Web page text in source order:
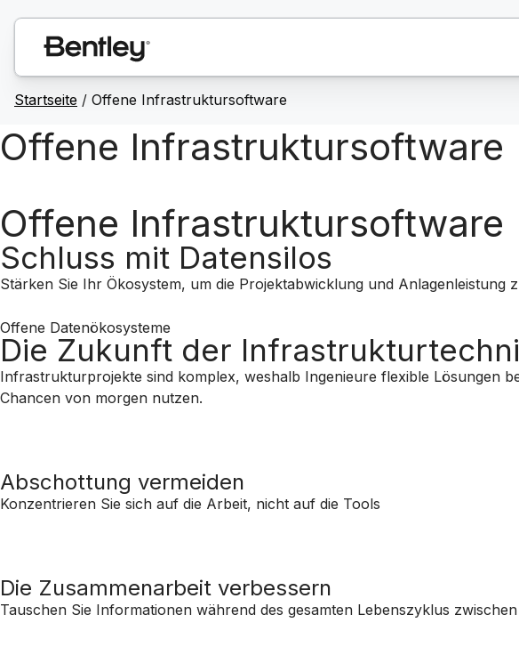
Startseite / Offene Infrastruktursoftware
Offene Infrastruktursoftware
Offene Infrastruktursoftware
Schluss mit Datensilos
Stärken Sie Ihr Ökosystem, um die Projektabwicklung und Anlagenleistung
Offene Datenökosysteme
Die Zukunft der
Infrastrukturprojekte sind komplex, weshalb Ingenieure flexible Lösungen
Chancen von morgen nutzen.
Abschottung vermeiden
Konzentrieren Sie sich auf die Arbeit, nicht auf die Tools
Die Zusammenarbeit verbessern
Tauschen Sie Informationen während des gesamten Lebenszyklus